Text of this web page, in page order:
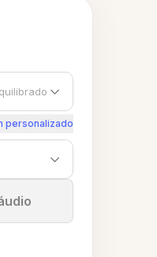
personalizado